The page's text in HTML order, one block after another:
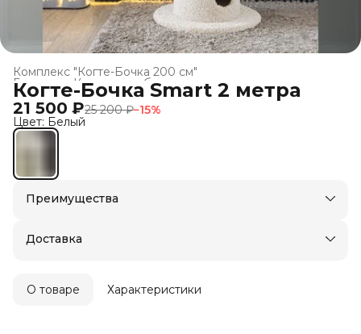
Комплекс "Когте-Бочка 200 см"
Когтеточки-бочки для кошек
Главная ›
Когте-Бочка Smart 2 метра
21 500 ₽25 200 ₽−15%
Цвет: Белый
Преимущества
Доставка в пункты выдачи или до двери
Доставка
О товаре Характеристики